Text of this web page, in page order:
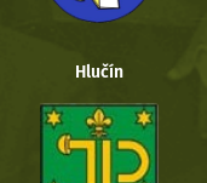
Hlučín